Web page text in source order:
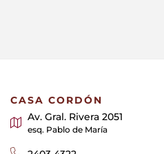
CASA CORDÓN
Av. Gral. Rivera 2051
esq. Pablo de María